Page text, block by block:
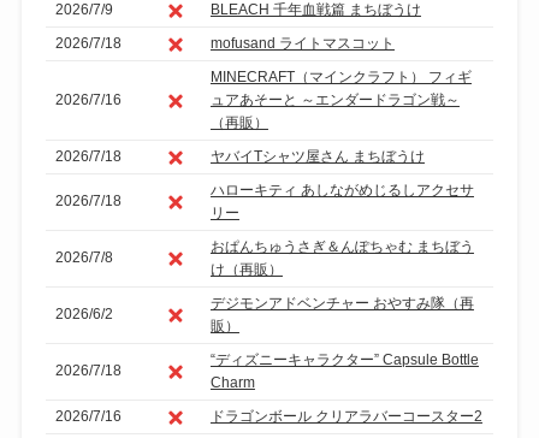
2026/7/9
BLEACH 千年血戦篇 まちぼうけ
2026/7/18
mofusand ライトマスコット
2026/7/16
MINECRAFT（マインクラフト） フィギ
ュアあそーと ～エンダードラゴン戦～
（再販）
2026/7/18
ヤバイTシャツ屋さん まちぼうけ
2026/7/18
ハローキティ あしながめじるしアクセサ
リー
2026/7/8
おぱんちゅうさぎ＆んぽちゃむ まちぼう
け（再販）
2026/6/2
デジモンアドベンチャー おやすみ隊（再
販）
2026/7/18
“ディズニーキャラクター” Capsule Bottle
Charm
2026/7/16
ドラゴンボール クリアラバーコースター2